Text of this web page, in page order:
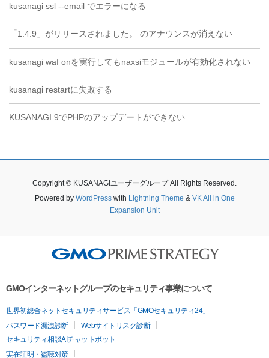
kusanagi ssl --email でエラーになる
「1.4.9」がリリースされました。 のアナウンスが消えない
kusanagi waf onを実行してもnaxsiモジュールが有効化されない
kusanagi restartに失敗する
KUSANAGI 9でPHPのアップデートができない
Copyright © KUSANAGIユーザーグループ All Rights Reserved.
Powered by WordPresswith Lightning Theme & VK All in One
Expansion Unit
GMOインターネットグループのセキュリティ事業について
世界初総合ネットセキュリティサービス「GMOセキュリティ24」
パスワード漏洩診断
Webサイトリスク診断
セキュリティ相談AIチャットボット
実在証明・盗聴対策